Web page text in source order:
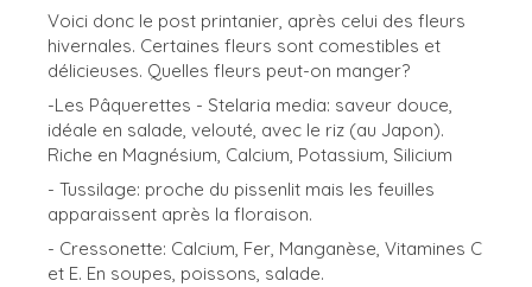
Voici donc le post printanier, après celui des fleurs
hivernales. Certaines fleurs sont comestibles et
délicieuses. Quelles fleurs peut-on manger?
-Les Pâquerettes - Stelaria media: saveur douce,
idéale en salade, velouté, avec le riz (au Japon).
Riche en Magnésium, Calcium, Potassium, Silicium
- Tussilage: proche du pissenlit mais les feuilles
apparaissent après la floraison.
- Cressonette: Calcium, Fer, Manganèse, Vitamines C
et E. En soupes, poissons, salade.